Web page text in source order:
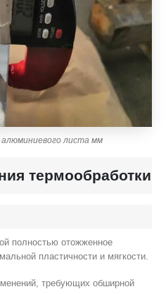
листа мм
термообработки
полностью отожженное
пластичности и мягкости.
требующих обширной